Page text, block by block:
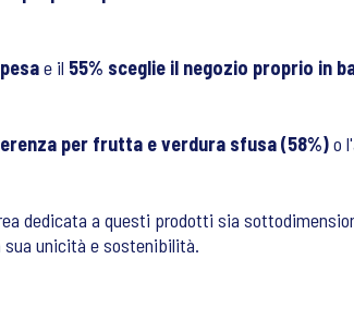
e il 55% sceglie il negozio proprio in
per frutta e verdura sfusa (58%)o
dedicata a questi prodotti sia
sua unicità e sostenibilità.